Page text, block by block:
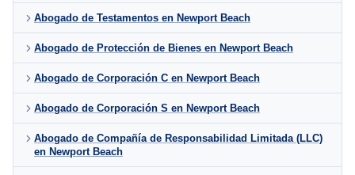
Abogado de Testamentos en Newport Beach
Abogado de Protección de Bienes en Newport Beach
Abogado de Corporación C en Newport Beach
Abogado de Corporación S en Newport Beach
Abogado de Compañía de Responsabilidad Limitada (LLC)
en Newport Beach